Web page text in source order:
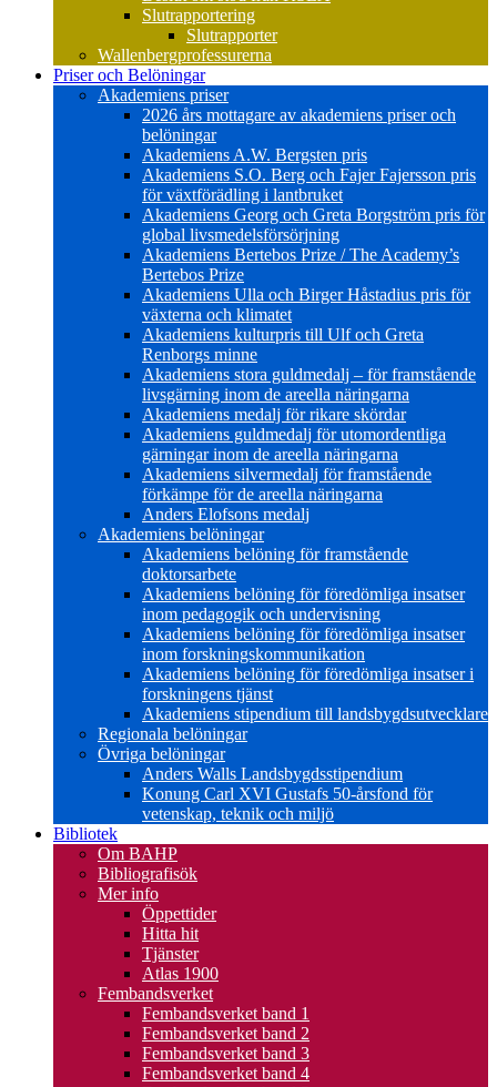
Slutrapportering
Slutrapporter
Wallenbergprofessurerna
Priser och Belöningar
Akademiens priser
2026 års mottagare av akademiens priser och
belöningar
Akademiens A.W. Bergsten pris
Akademiens S.O. Berg och Fajer Fajersson pris
för växtförädling i lantbruket
Akademiens Georg och Greta Borgström pris för
global livsmedelsförsörjning
Akademiens Bertebos Prize / The Academy’s
Bertebos Prize
Akademiens Ulla och Birger Håstadius pris för
växterna och klimatet
Akademiens kulturpris till Ulf och Greta
Renborgs minne
Akademiens stora guldmedalj – för framstående
livsgärning inom de areella näringarna
Akademiens medalj för rikare skördar
Akademiens guldmedalj för utomordentliga
gärningar inom de areella näringarna
Akademiens silvermedalj för framstående
förkämpe för de areella näringarna
Anders Elofsons medalj
Akademiens belöningar
Akademiens belöning för framstående
doktorsarbete
Akademiens belöning för föredömliga insatser
inom pedagogik och undervisning
Akademiens belöning för föredömliga insatser
inom forskningskommunikation
Akademiens belöning för föredömliga insatser i
forskningens tjänst
Akademiens stipendium till landsbygdsutvecklare
Regionala belöningar
Övriga belöningar
Anders Walls Landsbygdsstipendium
Konung Carl XVI Gustafs 50-årsfond för
vetenskap, teknik och miljö
Bibliotek
Om BAHP
Bibliografisök
Mer info
Öppettider
Hitta hit
Tjänster
Atlas 1900
Fembandsverket
Fembandsverket band 1
Fembandsverket band 2
Fembandsverket band 3
Fembandsverket band 4